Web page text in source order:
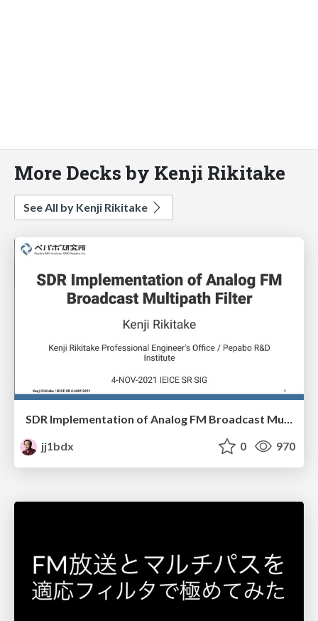
More Decks by Kenji Rikitake
See All by Kenji Rikitake
SDR Implementation of Analog FM Broadcast Multipath Filter
jj1bdx
0 970